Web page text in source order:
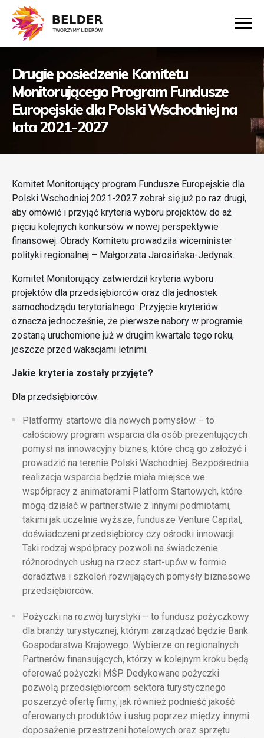
Drugie posiedzenie Komitetu
Monitorującego Program Fundusze
Europejskie dla Polski Wschodniej na
lata 2021-2027
Komitet Monitorujący program Fundusze Europejskie dla
Polski Wschodniej 2021-2027 zebrał się już po raz drugi,
aby omówić i przyjąć kryteria wyboru projektów do aż
pięciu kolejnych konkursów w nowej perspektywie
finansowej. Obrady Komitetu prowadziła wiceminister
polityki regionalnej – Małgorzata Jarosińska-Jedynak.
Komitet Monitorujący zatwierdził kryteria wyboru
projektów dla przedsiębiorców oraz dla jednostek
samochodządu terytorialnego. Przyjęcie kryteriów
oznacza jednocześnie, że pierwsze nabory w programie
zostaną uruchomione już w drugim kwartale tego roku,
jeszcze przed wakacjami letnimi.
Jakie kryteria zostały przyjęte?
Dla przedsiębiorców:
Platformy startowe dla nowych pomysłów – to
całościowy program wsparcia dla osób prezentujących
pomysł na innowacyjny biznes, które chcą go założyć i
prowadzić na terenie Polski Wschodniej. Bezpośrednia
realizacja wsparcia będzie miała miejsce we
współpracy z animatorami Platform Startowych, które
mogą działać w partnerstwie z innymi podmiotami,
takimi jak uczelnie wyższe, fundusze Venture Capital,
doświadczeni przedsiębiorcy czy ośrodki innowacji.
Taki rodzaj współpracy pozwoli na świadczenie
różnorodnych usług na rzecz start-upów w formie
doradztwa i szkoleń rozwijających pomysły biznesowe
przedsiębiorców.
Pożyczki na rozwój turystyki – to fundusz pożyczkowy
dla branży turystycznej, którym zarządzać będzie Bank
Gospodarstwa Krajowego. Wybierze on regionalnych
Partnerów finansujących, którzy w kolejnym kroku będą
oferować pożyczki MŚP. Dedykowane pożyczki
pozwolą przedsiębiorcom sektora turystycznego
poszerzyć ofertę firmy, jak również podnieść jakość
oferowanych produktów i usług poprzez między innymi:
doposażenie przestrzeni hotelowych oraz sprzętu